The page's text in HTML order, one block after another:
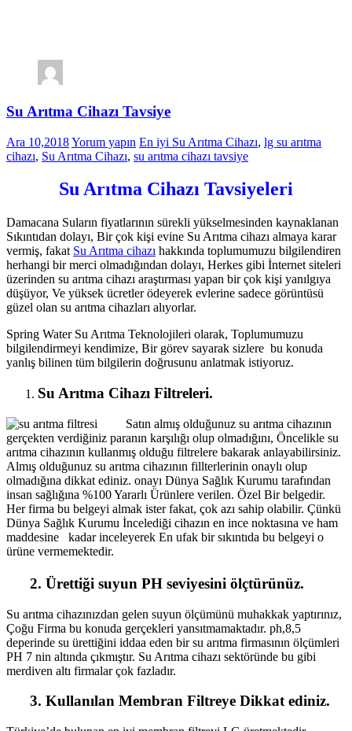
Su Arıtma Cihazı Tavsiye
Ara 10,2018Yorum yapın En iyi Su Arıtma Cihazı, lg su arıtma
cihazı, Su Arıtma Cihazı, su arıtma cihazı tavsiye
Su Arıtma Cihazı Tavsiyeleri
Damacana Suların fiyatlarının sürekli yükselmesinden kaynaklanan
Sıkıntıdan dolayı, Bir çok kişi evine Su Arıtma cihazı almaya karar
vermiş, fakat Su Arıtma cihazı hakkında toplumumuzu bilgilendiren
herhangi bir merci olmadığından dolayı, Herkes gibi İnternet siteleri
üzerinden su arıtma cihazı araştırması yapan bir çok kişi yanılgıya
düşüyor, Ve yüksek ücretler ödeyerek evlerine sadece görüntüsü
güzel olan su arıtma cihazları alıyorlar.
Spring Water Su Arıtma Teknolojileri olarak, Toplumumuzu
bilgilendirmeyi kendimize, Bir görev sayarak sizlere bu konuda
yanlış bilinen tüm bilgilerin doğrusunu anlatmak istiyoruz.
Su Arıtma Cihazı Filtreleri.
Satın almış olduğunuz su arıtma cihazının
gerçekten verdiğiniz paranın karşılığı olup olmadığını, Öncelikle su
arıtma cihazının kullanmış olduğu filtrelere bakarak anlayabilirsiniz.
Almış olduğunuz su arıtma cihazının fillterlerinin onaylı olup
olmadığına dikkat ediniz. onayı Dünya Sağlık Kurumu tarafından
insan sağlığına %100 Yararlı Ürünlere verilen. Özel Bir belgedir.
Her firma bu belgeyi almak ister fakat, çok azı sahip olabilir. Çünkü
Dünya Sağlık Kurumu İncelediği cihazın en ince noktasına ve ham
maddesine kadar inceleyerek En ufak bir sıkıntıda bu belgeyi o
ürüne vermemektedir.
2. Ürettiği suyun PH seviyesini ölçtürünüz.
Su arıtma cihazınızdan gelen suyun ölçümünü muhakkak yaptırınız,
Çoğu Firma bu konuda gerçekleri yansıtmamaktadır. ph,8,5
deperinde su ürettiğini iddaa eden bir su arıtma firmasının ölçümleri
PH 7 nin altında çıkmıştır. Su Arıtma cihazı sektöründe bu gibi
merdiven altı firmalar çok fazladır.
3. Kullanılan Membran Filtreye Dikkat ediniz.